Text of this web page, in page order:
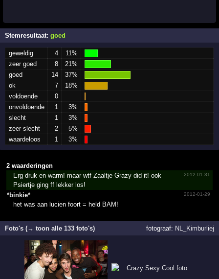
Stemresultaat:goed
geweldig 4
11%
zeer goed
8
21%
goed
14
37%
ok
7
18%
voldoende
0
onvoldoende
1
3%
slecht
1
3%
zeer slecht
2
5%
waardeloos
1 3%
2 waarderingen
2012-01-31
Erg druk en warm! maar wtf Zaaltje Grazy did it! ook
Psiertje ging ff lekker los!
*binkie*
2012-01-29
het was aan lucien foort = held BAM!
Foto's (→ toon alle 133 foto's) fotograaf: NL_Kimburliej